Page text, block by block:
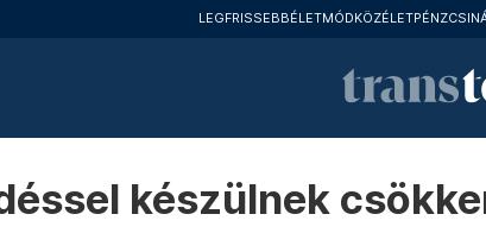
LEGFRISSEBBÉLETMÓDKÖZÉLET
készülnek